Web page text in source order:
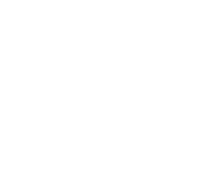
to browse this website, you accept that
our